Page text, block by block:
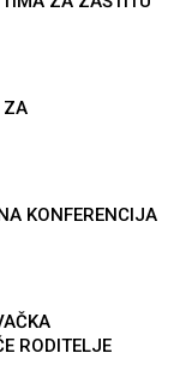
ZA
KONFERENCIJA
RODITELJE